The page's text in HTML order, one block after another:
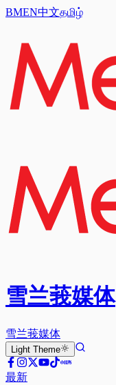
BMEN中文தமிழ்
雪兰莪媒体
雪兰莪媒体
Light Theme
最新